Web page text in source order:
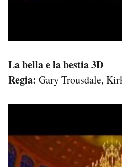
La bella e la bestia 3D
Regia: Gary Trousdale,